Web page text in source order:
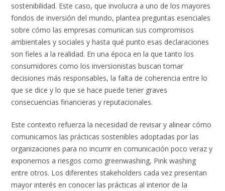
sostenibilidad. Este caso, que involucra a uno de los mayores
fondos de inversión del mundo, plantea preguntas esenciales
sobre cómo las empresas comunican sus compromisos
ambientales y sociales y hasta qué punto esas declaraciones
son fieles a la realidad. En una época en la que tanto los
consumidores como los inversionistas buscan tomar
decisiones más responsables, la falta de coherencia entre lo
que se dice y lo que se hace puede tener graves
consecuencias financieras y reputacionales.
Este contexto refuerza la necesidad de revisar y alinear cómo
comunicamos las prácticas sostenibles adoptadas por las
organizaciones para no incurrir en comunicación poco veraz y
exponernos a riesgos como greenwashing, Pink washing
entre otros. Los diferentes stakeholders cada vez presentan
mayor interés en conocer las prácticas al interior de la